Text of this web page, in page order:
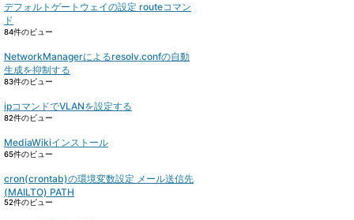
デフォルトゲートウェイの設定 routeコマン
ド
84件のビュー
NetworkManagerによるresolv.confの自動
生成を抑制する
83件のビュー
ipコマンドでVLANを設定する
82件のビュー
MediaWikiインストール
65件のビュー
cron(crontab)の環境変数設定 メール送信先
(MAILTO) PATH
52件のビュー